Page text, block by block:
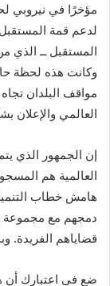
مؤخرًا في نيروبي
لدعم قمة المستقبل
المستقبل ــ الذي
وكانت هذه لحظة
مواقف البلدان
العالمي والإعلان
إن الجمهور الذي
العالمية هم
هامش خطاب التنمية
دمجهم مع مجموعة
قضاياهم الفريدة.
ضع في اعتبارك